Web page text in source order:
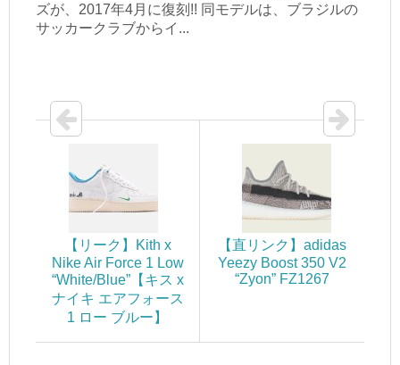
ズが、2017年4月に復刻!! 同モデルは、ブラジルの
サッカークラブからイ...
【リーク】Kith x
Nike Air Force 1 Low
“White/Blue”【キス x
ナイキ エアフォース
1 ロー ブルー】
【直リンク】adidas
Yeezy Boost 350 V2
“Zyon” FZ1267